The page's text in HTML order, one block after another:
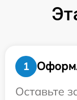
1
Оставьте